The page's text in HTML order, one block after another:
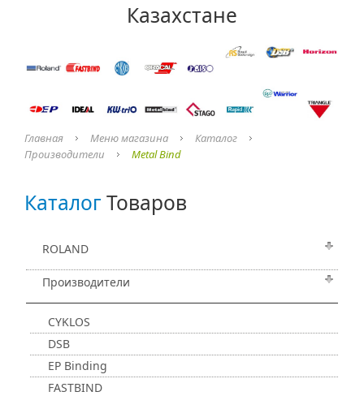
Казахстане
Главная Меню магазина
Каталог
Производители
Metal Bind
КаталогТоваров
ROLAND
Производители
CYKLOS
DSB
EP Binding
FASTBIND